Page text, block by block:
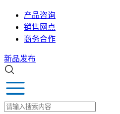
产品咨询
销售网点
商务合作
新品发布